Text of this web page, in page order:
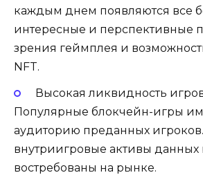
каждым днем появляются все
интересные и перспективные
зрения геймплея и
NFT.
Высокая ликвидность
Популярные блокчейн-игры
аудиторию преданных
внутриигровые активы данных
востребованы на рынке.